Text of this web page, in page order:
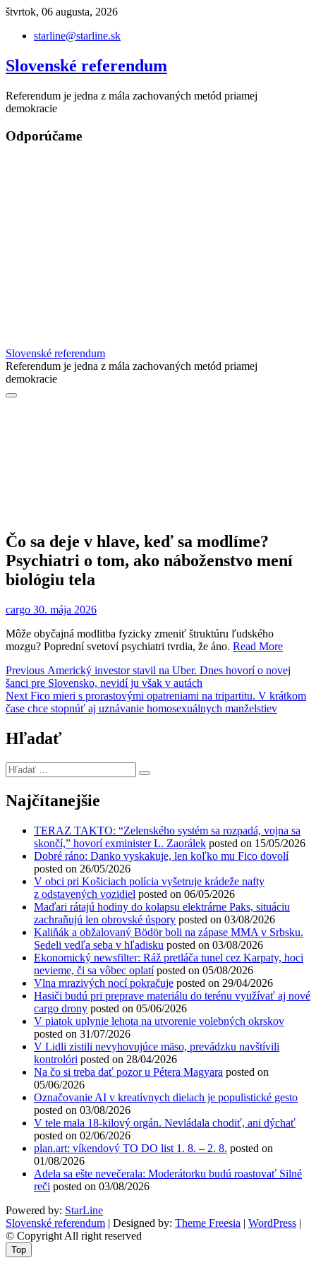
Skip
content
štvrtok, 06 augusta, 2026
starline@starline.sk
Slovenské referendum
Referendum je jedna z mála zachovaných metód priamej
demokracie
Odporúčame
Slovenské referendum
Referendum je jedna z mála zachovaných metód priamej
demokracie
Čo sa deje v hlave, keď sa modlíme?
Psychiatri o tom, ako náboženstvo mení
biológiu tela
cargo 30. mája 2026
​Môže obyčajná modlitba fyzicky zmeniť štruktúru ľudského
mozgu? Poprední svetoví psychiatri tvrdia, že áno. Read More
Navigácia
v
článku
Previous Previous
post:
Americký investor stavil na Uber. Dnes hovorí o novej
šanci pre Slovensko, nevidí ju však v autách
Next Next
post:
Fico mieri s prorastovými opatreniami na tripartitu. V krátkom
čase chce stopnúť aj uznávanie homosexuálnych manželstiev
Hľadať
Hľadať
…
Najčítanejšie
TERAZ TAKTO: “Zelenského systém sa rozpadá, vojna sa
skončí,” hovorí exminister L. Zaorálek posted on 15/05/2026
Dobré ráno: Danko vyskakuje, len koľko mu Fico dovolí
posted on 26/05/2026
V obci pri Košiciach polícia vyšetruje krádeže nafty
z odstavených vozidiel posted on 06/05/2026
Maďari rátajú hodiny do kolapsu elektrárne Paks, situáciu
zachraňujú len obrovské úspory posted on 03/08/2026
Kaliňák a obžalovaný Bödör boli na zápase MMA v Srbsku.
Sedeli vedľa seba v hľadisku posted on 03/08/2026
Ekonomický newsfilter: Ráž pretláča tunel cez Karpaty, hoci
nevieme, či sa vôbec oplatí posted on 05/08/2026
Vlna mrazivých nocí pokračuje posted on 29/04/2026
Hasiči budú pri preprave materiálu do terénu využívať aj nové
cargo drony posted on 05/06/2026
V piatok uplynie lehota na utvorenie volebných okrskov
posted on 31/07/2026
V Lidli zistili nevyhovujúce mäso, prevádzku navštívili
kontrolóri posted on 28/04/2026
Na čo si treba dať pozor u Pétera Magyara posted on
05/06/2026
Označovanie AI v kreatívnych dielach je populistické gesto
posted on 03/08/2026
V tele mala 18-kilový orgán. Nevládala chodiť, ani dýchať
posted on 02/06/2026
plan.art: víkendový TO DO list 1. 8. – 2. 8. posted on
01/08/2026
Adela sa ešte nevečerala: Moderátorku budú roastovať Silné
reči posted on 03/08/2026
Powered by: StarLine
Slovenské referendum | Designed by: Theme Freesia | WordPress |
© Copyright All right reserved
Top